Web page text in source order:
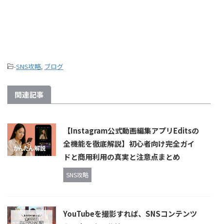
-SNS攻略, ブログ
関連記事
【Instagram公式動画編集アプリEditsの
全機能を徹底解説】初心者向け完全ガイ
ドと商用利用の真実と注意点まとめ
SNS攻略
YouTubeを撮影すれば、SNSコンテンツ